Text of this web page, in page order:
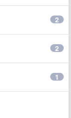
2
2
1